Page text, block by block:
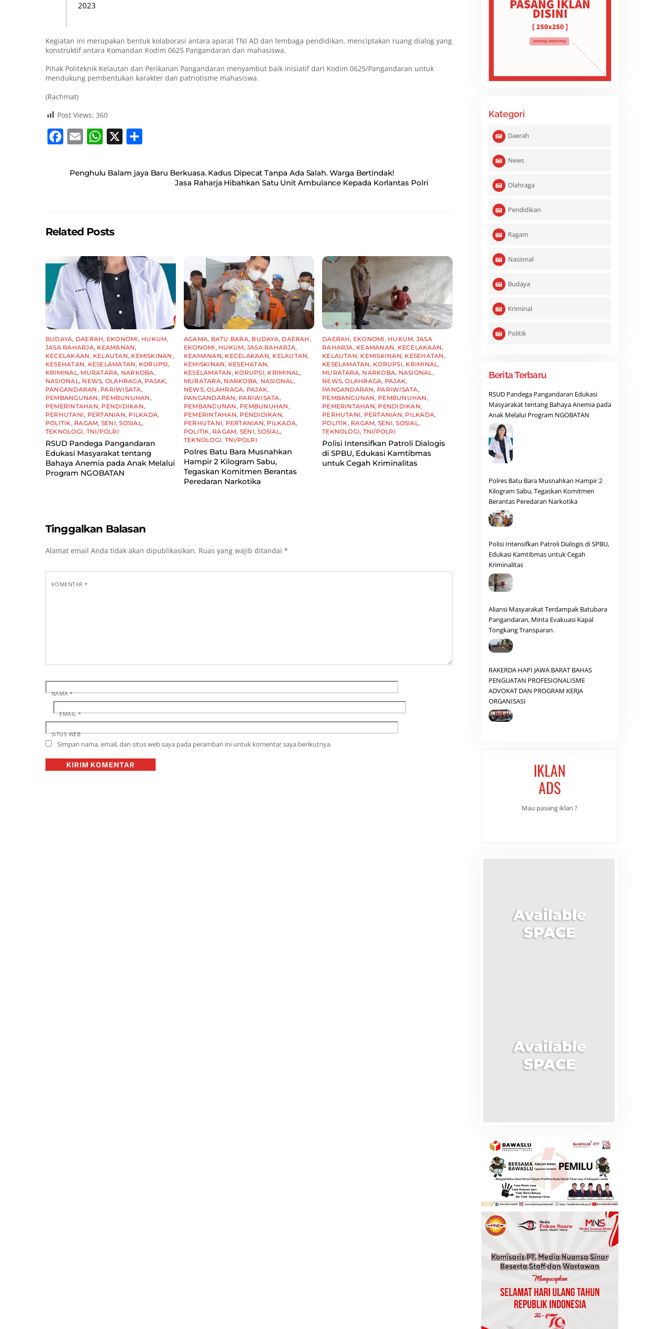
2023
Kegiatan ini merupakan bentuk kolaborasi antara aparat TNI AD dan lembaga pendidikan, menciptakan ruang dialog yang
konstruktif antara Komandan Kodim 0625 Pangandaran dan mahasiswa.
Pihak Politeknik Kelautan dan Perikanan Pangandaran menyambut baik inisiatif dari Kodim 0625/Pangandaran untuk
mendukung pembentukan karakter dan patriotisme mahasiswa.
(Rachmat)
Post Views: 360
F
c
o
E
ai
l
W
at
p
X
ar
e
Penghulu Balam jaya Baru Berkuasa. Kadus Dipecat Tanpa Ada Salah. Warga Bertindak!
Jasa Raharja Hibahkan Satu Unit Ambulance Kepada Korlantas Polri
Related Posts
BUDAYA, DAERAH, EKONOMI , HUKUM,
JASA RAHARJA, KEAMANAN,
KECELAKAAN, KELAUTAN, KEMISKINAN ,
KESEHATAN, KESELAMATAN, KORUPSI,
KRIMINAL , MURATARA, NARKOBA,
NASIONAL , NEWS, OLAHRAGA, PAJAK,
PANGANDARAN , PARIWISATA,
PEMBANGUNAN , PEMBUNUHAN ,
PEMERINTAHAN, PENDIDIKAN,
PERHUTANI, PERTANIAN, PILKADA,
POLITIK , RAGAM, SENI,SOSIAL ,
TEKNOLOGI, TNI/POLRI
RSUD Pandega Pangandaran
Edukasi Masyarakat tentang
Bahaya Anemia pada Anak Melalui
Program NGOBATAN
AGAMA, BATU BARA, BUDAYA, DAERAH ,
EKONOMI , HUKUM, JASA RAHARJA,
KEAMANAN, KECELAKAAN, KELAUTAN,
KEMISKINAN, KESEHATAN,
KESELAMATAN , KORUPSI, KRIMINAL ,
MURATARA, NARKOBA, NASIONAL ,
NEWS,OLAHRAGA, PAJAK,
PANGANDARAN , PARIWISATA,
PEMBANGUNAN , PEMBUNUHAN ,
PEMERINTAHAN, PENDIDIKAN,
PERHUTANI, PERTANIAN, PILKADA,
POLITIK , RAGAM, SENI,SOSIAL ,
TEKNOLOGI, TNI/POLRI
Polres Batu Bara Musnahkan
Hampir 2 Kilogram Sabu,
Tegaskan Komitmen Berantas
Peredaran Narkotika
DAERAH, EKONOMI , HUKUM, JASA
RAHARJA, KEAMANAN, KECELAKAAN,
KELAUTAN, KEMISKINAN, KESEHATAN ,
KESELAMATAN , KORUPSI, KRIMINAL ,
MURATARA, NARKOBA, NASIONAL ,
NEWS,OLAHRAGA, PAJAK,
PANGANDARAN , PARIWISATA,
PEMBANGUNAN , PEMBUNUHAN ,
PEMERINTAHAN, PENDIDIKAN,
PERHUTANI, PERTANIAN, PILKADA,
POLITIK , RAGAM, SENI,SOSIAL ,
TEKNOLOGI, TNI/POLRI
Polisi Intensifkan Patroli Dialogis
di SPBU, Edukasi Kamtibmas
untuk Cegah Kriminalitas
Tinggalkan Balasan
Alamat email Anda tidak akan dipublikasikan. Ruas yang wajib ditandai *
KOMENTAR*
NAMA*
EMAIL*
SITUS WEB
Simpan nama, email, dan situs web saya pada peramban ini untuk komentar saya berikutnya.
Kategori
Daerah
News
Olahraga
Pendidikan
Ragam
Nasional
Budaya
Kriminal
Politik
Berita Terbaru
RSUD Pandega Pangandaran Edukasi
Masyarakat tentang Bahaya Anemia pada
Anak Melalui Program NGOBATAN
Polres Batu Bara Musnahkan Hampir 2
Kilogram Sabu, Tegaskan Komitmen
Berantas Peredaran Narkotika
Polisi Intensifkan Patroli Dialogis di SPBU,
Edukasi Kamtibmas untuk Cegah
Kriminalitas
Aliansi Masyarakat Terdampak Batubara
Pangandaran, Minta Evakuasi Kapal
Tongkang Transparan.
RAKERDA HAPI JAWA BARAT BAHAS
PENGUATAN PROFESIONALISME
ADVOKAT DAN PROGRAM KERJA
ORGANISASI
IKLAN
ADS
Mau pasang iklan ?